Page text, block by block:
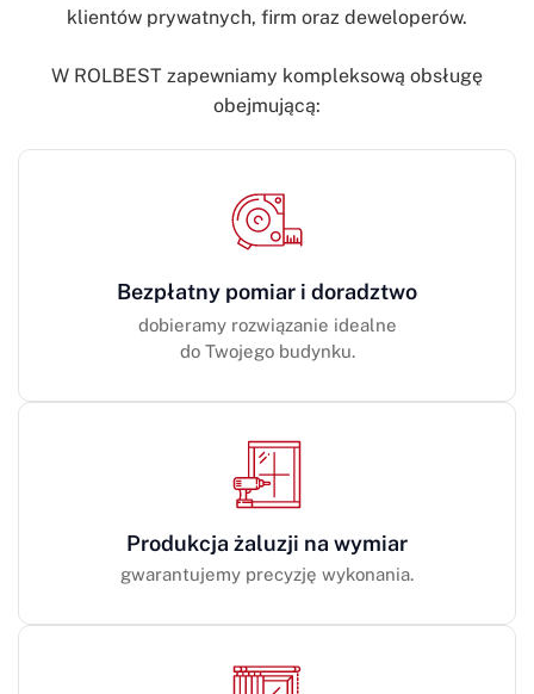
klientów prywatnych, firm oraz deweloperów.
W ROLBEST zapewniamy kompleksową obsługę
obejmującą:
Bezpłatny pomiar i doradztwo
dobieramy rozwiązanie idealne
do Twojego budynku.
Produkcja żaluzji na wymiar
gwarantujemy precyzję wykonania.